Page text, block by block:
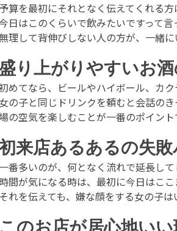
予算を最初にそれとなく伝えてくれる方
日はこのくらいで飲みたいですって言
理して背伸びしない人の方が、一緒に
り上がりやすいお
めてなら、ビールやハイボール、カク
の子と同じドリンクを頼むと会話の
の空気を楽しむことが一番のポイント
来店あるあるの失
一番多いのが、何となく流れで延長して
時間が気になる時は、最初に今日はこ
それを伝えても、嫌な顔をする女の子は